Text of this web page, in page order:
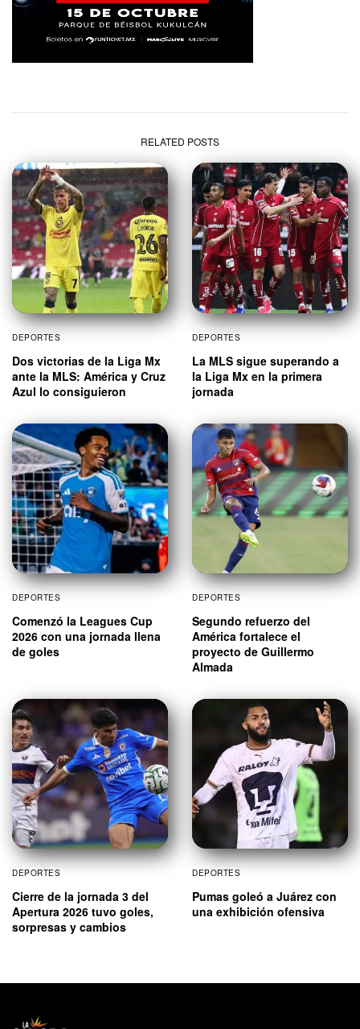
RELATED POSTS
DEPORTES
Dos victorias de la Liga Mx
ante la MLS: América y Cruz
Azul lo consiguieron
DEPORTES
La MLS sigue superando a
la Liga Mx en la primera
jornada
DEPORTES
Comenzó la Leagues Cup
2026 con una jornada llena
de goles
DEPORTES
Segundo refuerzo del
América fortalece el
proyecto de Guillermo
Almada
DEPORTES
Cierre de la jornada 3 del
Apertura 2026 tuvo goles,
sorpresas y cambios
DEPORTES
Pumas goleó a Juárez con
una exhibición ofensiva